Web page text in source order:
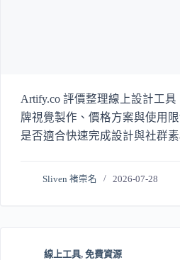
Artify.co 評價整理線上設計工
牌視覺製作、價格方案與使用
是否適合快速完成設計與社群素
Sliven 褚崇名 2026-07-28
線上工具, 免費資源